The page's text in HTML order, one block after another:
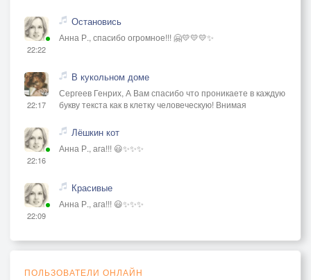
22:22
Остановись
Анна Р., спасибо огромное!!! 🤗💛💛💛✨
22:17
В кукольном доме
Сергеев Генрих, А Вам спасибо что проникаете в каждую
букву текста как в клетку человеческую! Внимая
22:16
Лёшкин кот
Анна Р., ага!!! 😃✨✨✨
22:09
Красивые
Анна Р., ага!!! 😃✨✨✨
ПОЛЬЗОВАТЕЛИ ОНЛАЙН